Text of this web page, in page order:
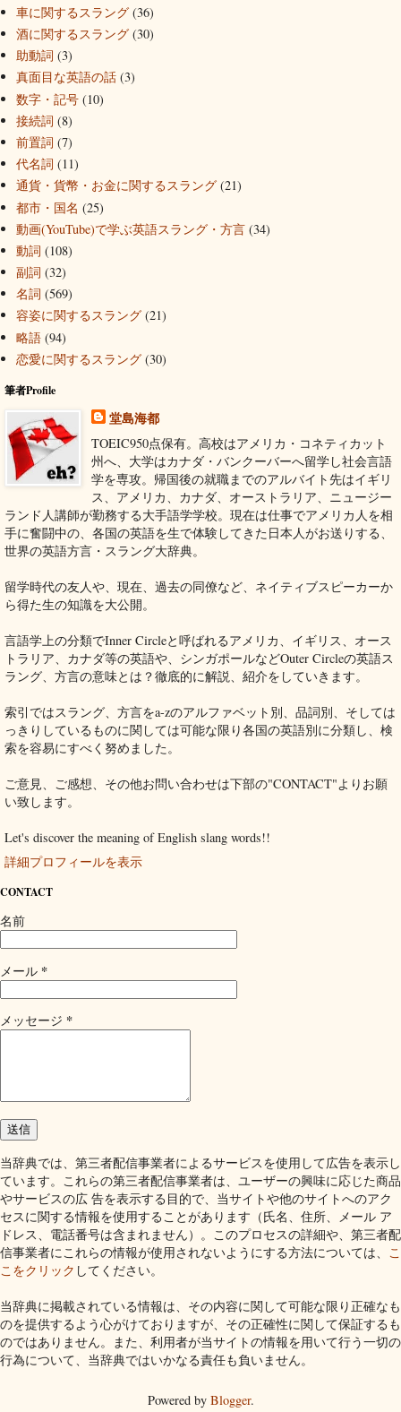
車に関するスラング (36)
酒に関するスラング (30)
助動詞 (3)
真面目な英語の話 (3)
数字・記号 (10)
接続詞 (8)
前置詞 (7)
代名詞 (11)
通貨・貨幣・お金に関するスラング (21)
都市・国名 (25)
動画(YouTube)で学ぶ英語スラング・方言 (34)
動詞 (108)
副詞 (32)
名詞 (569)
容姿に関するスラング (21)
略語 (94)
恋愛に関するスラング (30)
筆者Profile
堂島海都
TOEIC950点保有。高校はアメリカ・コネティカット
州へ、大学はカナダ・バンクーバーへ留学し社会言語
学を専攻。帰国後の就職までのアルバイト先はイギリ
ス、アメリカ、カナダ、オーストラリア、ニュージー
ランド人講師が勤務する大手語学学校。現在は仕事でアメリカ人を相
手に奮闘中の、各国の英語を生で体験してきた日本人がお送りする、
世界の英語方言・スラング大辞典。
留学時代の友人や、現在、過去の同僚など、ネイティブスピーカーか
ら得た生の知識を大公開。
言語学上の分類でInner Circleと呼ばれるアメリカ、イギリス、オース
トラリア、カナダ等の英語や、シンガポールなどOuter Circleの英語ス
ラング、方言の意味とは？徹底的に解説、紹介をしていきます。
索引ではスラング、方言をa-zのアルファベット別、品詞別、そしては
っきりしているものに関しては可能な限り各国の英語別に分類し、検
索を容易にすべく努めました。
ご意見、ご感想、その他お問い合わせは下部の"CONTACT"よりお願
い致します。
Let's discover the meaning of English slang words!!
詳細プロフィールを表示
CONTACT
名前
メール *
メッセージ *
当辞典では、第三者配信事業者によるサービスを使用して広告を表示し
ています。これらの第三者配信事業者は、ユーザーの興味に応じた商品
やサービスの広 告を表示する目的で、当サイトや他のサイトへのアク
セスに関する情報を使用することがあります（氏名、住所、メール ア
ドレス、電話番号は含まれません）。このプロセスの詳細や、第三者配
信事業者にこれらの情報が使用されないようにする方法については、
こ
こをクリック してください。
当辞典に掲載されている情報は、その内容に関して可能な限り正確なも
のを提供するよう心がけておりますが、その正確性に関して保証するも
のではありません。また、利用者が当サイトの情報を用いて行う一切の
行為について、当辞典ではいかなる責任も負いません。
Powered by Blogger.